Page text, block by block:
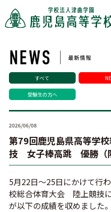
すべて
受験生の方へ
2026/06/08
第79回鹿児島県高等学
技 女子棒高跳 優勝（
5月22日～25日にかけて行
校総合体育大会 陸上競技
が以下の成績を収めました。